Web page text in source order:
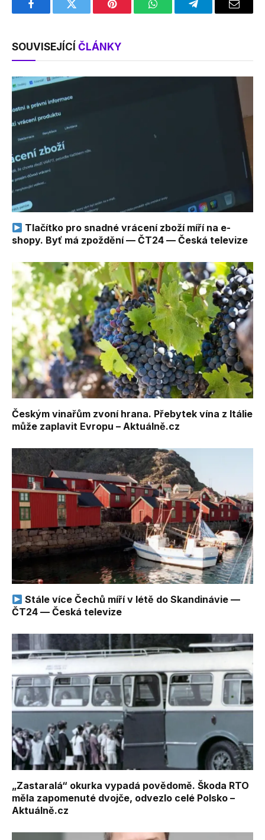
FacebookTwitter Pinterest WhatsAppTelegramEmail
SOUVISEJÍCÍ ČLÁNKY
Tlačítko pro snadné vrácení zboží míří na e-
shopy. Byť má zpoždění — ČT24 — Česká televize
Českým vinařům zvoní hrana. Přebytek vína z Itálie
může zaplavit Evropu – Aktuálně.cz
Stále více Čechů míří v létě do Skandinávie —
ČT24 — Česká televize
„Zastaralá“ okurka vypadá povědomě. Škoda RTO
měla zapomenuté dvojče, odvezlo celé Polsko –
Aktuálně.cz